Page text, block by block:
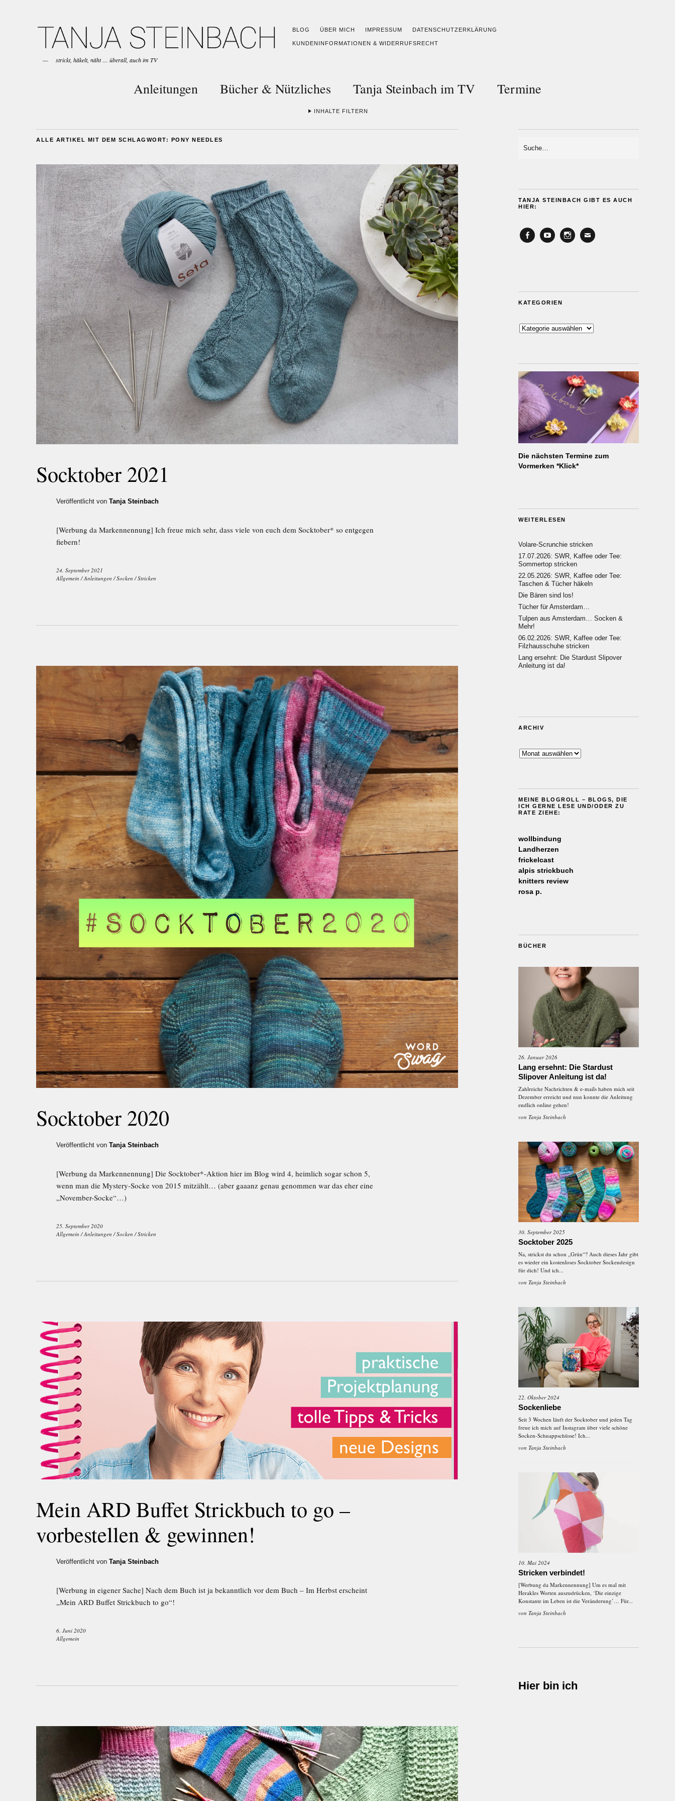
BLOG ÜBER MICH IMPRESSUM DATENSCHUTZERKLÄRUNG
KUNDENINFORMATIONEN & WIDERRUFSRECHT
strickt, häkelt, näht … überall, auch im TV
Anleitungen Bücher & Nützliches Tanja Steinbach im TV Termine
INHALTE FILTERN
ALLE ARTIKEL MIT DEM SCHLAGWORT: PONY NEEDLES
Socktober 2021
Veröffentlicht von Tanja Steinbach
[Werbung da Markennennung] Ich freue mich sehr, dass viele von euch dem Socktober* so entgegen
fiebern!
24. September 2021
Allgemein /Anleitungen /Socken /Stricken
Socktober 2020
Veröffentlicht von Tanja Steinbach
[Werbung da Markennennung] Die Socktober*-Aktion hier im Blog wird 4, heimlich sogar schon 5,
wenn man die Mystery-Socke von 2015 mitzählt… (aber gaaanz genau genommen war das eher eine
„November-Socke“…)
25. September 2020
Allgemein /Anleitungen /Socken /Stricken
Mein ARD Buffet Strickbuch to go –
vorbestellen & gewinnen!
Veröffentlicht von Tanja Steinbach
[Werbung in eigener Sache] Nach dem Buch ist ja bekanntlich vor dem Buch – Im Herbst erscheint
„Mein ARD Buffet Strickbuch to go“!
6. Juni 2020
Allgemein
TANJA STEINBACH GIBT ES AUCH
HIER:
KATEGORIEN
Kategorien
Die nächsten Termine zum
Vormerken *Klick*
WEITERLESEN
Volare-Scrunchie stricken
17.07.2026: SWR, Kaffee oder Tee:
Sommertop stricken
22.05.2026: SWR, Kaffee oder Tee:
Taschen & Tücher häkeln
Die Bären sind los!
Tücher für Amsterdam…
Tulpen aus Amsterdam… Socken &
Mehr!
06.02.2026: SWR, Kaffee oder Tee:
Filzhausschuhe stricken
Lang ersehnt: Die Stardust Slipover
Anleitung ist da!
ARCHIV
Archiv
MEINE BLOGROLL – BLOGS, DIE
ICH GERNE LESE UND/ODER ZU
RATE ZIEHE:
wollbindung
Landherzen
frickelcast
alpis strickbuch
knitters review
rosa p.
BÜCHER
26. Januar 2026
Lang ersehnt: Die Stardust
Slipover Anleitung ist da!
Zahlreiche Nachrichten & e-mails haben mich seit
Dezember erreicht und nun konnte die Anleitung
endlich online gehen!
von Tanja Steinbach
30. September 2025
Socktober 2025
Na, strickst du schon „Grün“? Auch dieses Jahr gibt
es wieder ein kostenloses Socktober Sockendesign
für dich! Und ich...
von Tanja Steinbach
22. Oktober 2024
Sockenliebe
Seit 3 Wochen läuft der Socktober und jeden Tag
freue ich mich auf Instagram über viele schöne
Socken-Schnappschüsse! Ich...
von Tanja Steinbach
10. Mai 2024
Stricken verbindet!
[Werbung da Markennennung] Um es mal mit
Herakles Worten auszudrücken, ‘Die einzige
Konstante im Leben ist die Veränderung’… Für...
von Tanja Steinbach
Hier bin ich